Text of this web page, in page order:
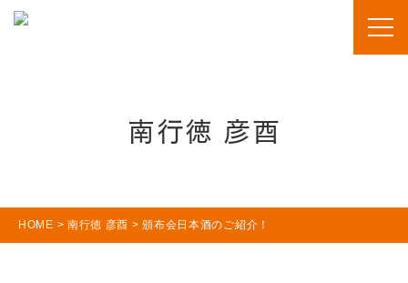
南行徳 彦酉
HOME > 南行徳 彦酉 >頒布会日本酒のご紹介！